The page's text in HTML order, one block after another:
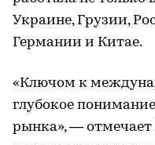
Украине, Грузии,
Германии и Китае.
«Ключом к
глубокое
рынка», —